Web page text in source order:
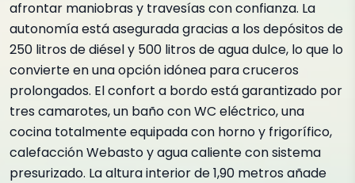
afrontar maniobras y travesías con confianza. La
autonomía está asegurada gracias a los depósitos de
250 litros de diésel y 500 litros de agua dulce, lo que lo
convierte en una opción idónea para cruceros
prolongados. El confort a bordo está garantizado por
tres camarotes, un baño con WC eléctrico, una
cocina totalmente equipada con horno y frigorífico,
calefacción Webasto y agua caliente con sistema
presurizado. La altura interior de 1,90 metros añade